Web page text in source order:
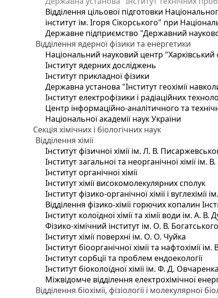
Відділення цільової підготовки
інститут ім. Ігоря Сікорського" при
Державне підприємство "Державний
Відділення ядерної фізики та енергетики
Національний науковий центр "Харківський
Інститут ядерних досліджень
Інститут прикладної фізики
Державна установа "Інститут геохімії
Інститут електрофізики і радіаційних
Центр інформаційно-аналітичного та
Національної академії наук України
Секція хімічних і біологічних наук
Відділення хімії
Інститут фізичної хімії ім. Л. В.
Інститут загальної та неорганічної хімії ім.
Інститут органічної хімії
Інститут хімії високомолекулярних сполук
Інститут фізико-органічної хімії і
Відділення фізико-хімії горючих копалин
Інститут колоїдної хімії та хімії води ім. А.
Фізико-хімічний інститут ім. О. В.
Інститут хімії поверхні ім. О. О. Чуйка
Інститут біоорганічної хімії та нафтохімії
Інститут сорбції та проблем ендоекології
Інститут біоколоїдної хімії ім. Ф. Д.
Міжвідомче відділення електрохімічної
Відділення біохімії, фізіології і молекулярної